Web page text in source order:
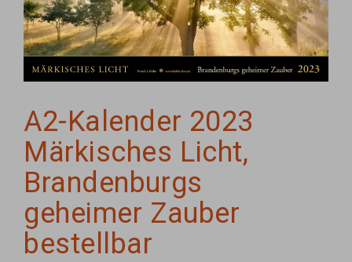
A2-Kalender 2023
Märkisches Licht,
Brandenburgs
geheimer Zauber
bestellbar